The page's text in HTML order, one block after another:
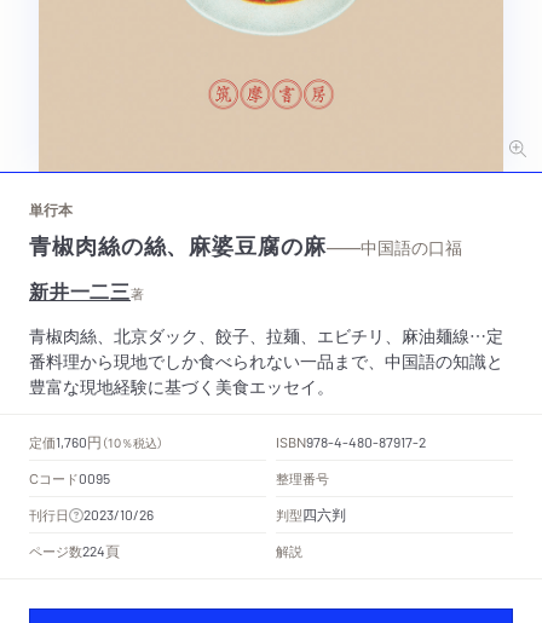
単行本
青椒肉絲の絲、麻婆豆腐の麻——中国語の口福
新井一二三著
青椒肉絲、北京ダック、餃子、拉麺、エビチリ、麻油麺線…定
番料理から現地でしか食べられない一品まで、中国語の知識と
豊富な現地経験に基づく美食エッセイ。
定価1,760円 （10％税込） ISBN978-4-480-87917-2
Cコード0095
整理番号
刊行日
2023/10/26 判型四六判
ページ数224頁 解説